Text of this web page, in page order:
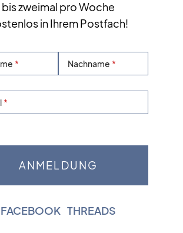
bis zweimal pro Woche
in Ihrem Postfach!
Nachname
FACEBOOK THREADS